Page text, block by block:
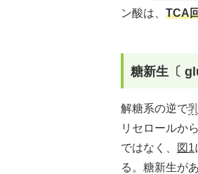
ン酸は、 TCA
糖新生〔
解糖系の逆で
リセロールか
ではなく、
図1
る。糖新生が